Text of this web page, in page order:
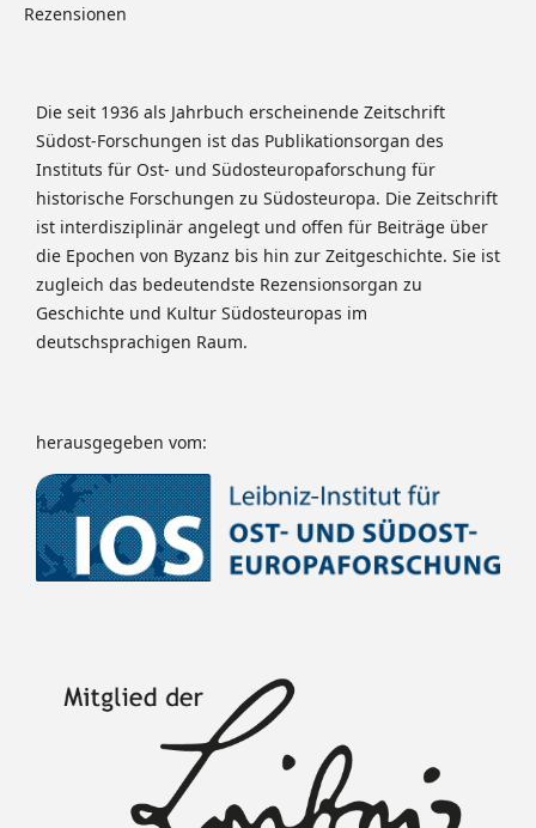
Rezensionen
Die seit 1936 als Jahrbuch erscheinende Zeitschrift
Südost-Forschungen ist das Publikationsorgan des
Instituts für Ost- und Südosteuropaforschung für
historische Forschungen zu Südosteuropa. Die Zeitschrift
ist interdisziplinär angelegt und offen für Beiträge über
die Epochen von Byzanz bis hin zur Zeitgeschichte. Sie ist
zugleich das bedeutendste Rezensionsorgan zu
Geschichte und Kultur Südosteuropas im
deutschsprachigen Raum.
herausgegeben vom: